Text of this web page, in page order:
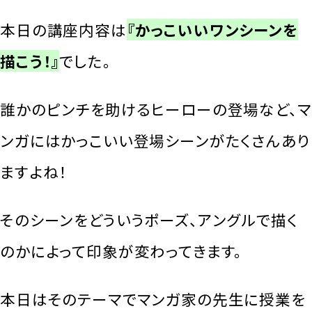
本日の講座内容は『かっこいいワンシーンを
描こう！』でした。
誰かのピンチを助けるヒーローの登場など、マ
ンガにはかっこいい登場シーンがたくさんあり
ますよね！
そのシーンをどういうポーズ、アングルで描く
のかによって印象が変わってきます。
本日はそのテーマでマンガ家の先生に授業を